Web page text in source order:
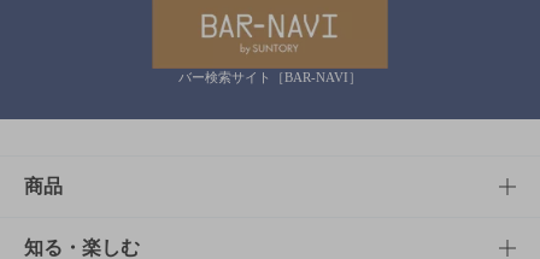
バー検索サイト［BAR-NAVI］
商品
商品TOP
知る・楽しむ